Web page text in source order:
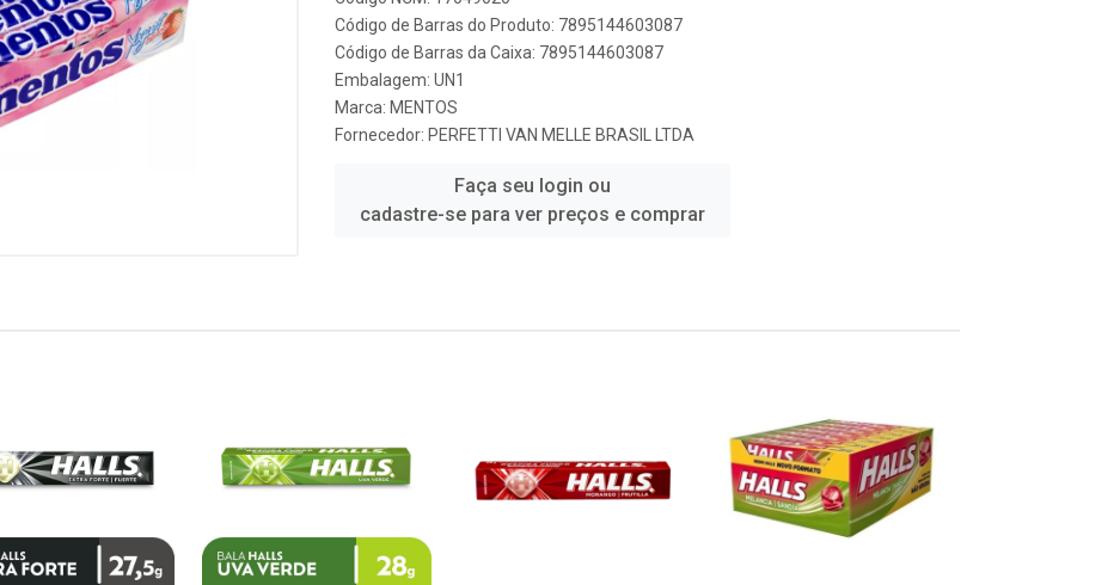
Código de Barras do Produto: 7895144603087
Código de Barras da Caixa: 7895144603087
Embalagem: UN1
Marca: MENTOS
Fornecedor: PERFETTI VAN MELLE BRASIL LTDA
Faça seu login ou
cadastre-se para ver preços e comprar